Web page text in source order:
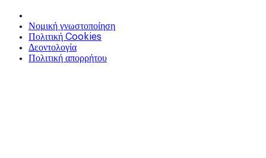
Νομική γνωστοποίηση
Πολιτική Cookies
Δεοντολογία
Πολιτική απορρήτου